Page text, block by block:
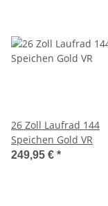
26 Zoll Laufrad 144
Speichen Gold VR
249,95 € *